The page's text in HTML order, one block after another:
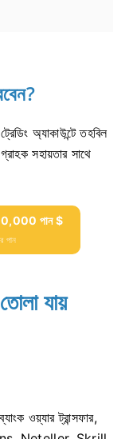
অ্যাকাউন্টে তহবিল
সহায়তার সাথে
10,000 পান $
পান
যায়
ওয়্যার ট্রান্সফার,